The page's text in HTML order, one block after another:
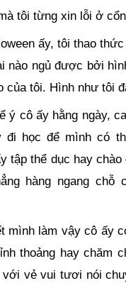
tôi từng xin lỗi ở
ấy, tôi thao
nào ngủ được bởi
của tôi. Hình như tôi
ý cô ấy hằng ngày,
đi học để mình có
tập thể dục hay
hàng ngang chỗ
mình làm vậy cô ấy
thoảng hay chăm
với vẻ vui tươi nói